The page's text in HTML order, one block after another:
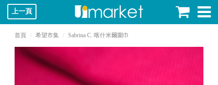
上一頁
首頁 希望市集 Sabrina C. 喀什米爾圍巾